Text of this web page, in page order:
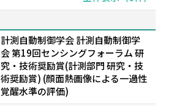
計測自動制御学会 計測自動制御学
会 第19回センシングフォーラム 研
究・技術奨励賞(計測部門 研究・技
術奨励賞) (顔面熱画像による一過性
覚醒水準の評価)